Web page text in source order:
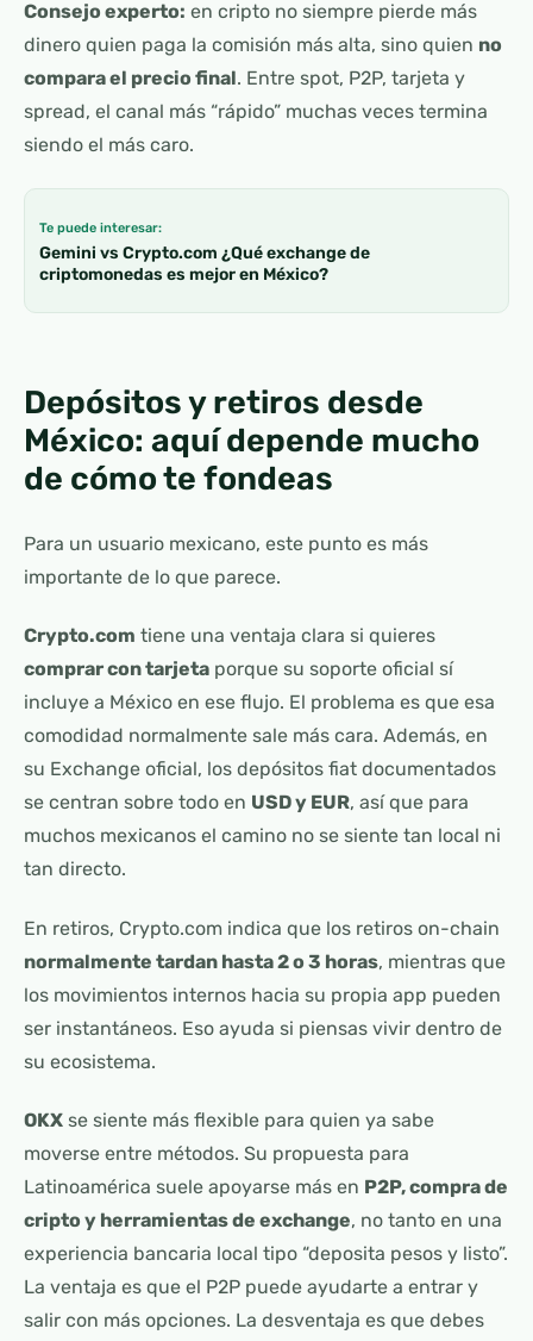
Consejo experto: en cripto no siempre pierde más
dinero quien paga la comisión más alta, sino quien no
compara el precio final. Entre spot, P2P, tarjeta y
spread, el canal más “rápido” muchas veces termina
siendo el más caro.
Te puede interesar:
Gemini vs Crypto.com ¿Qué exchange de
criptomonedas es mejor en México?
Depósitos y retiros desde
México: aquí depende mucho
de cómo te fondeas
Para un usuario mexicano, este punto es más
importante de lo que parece.
Crypto.com tiene una ventaja clara si quieres
comprar con tarjeta porque su soporte oficial sí
incluye a México en ese flujo. El problema es que esa
comodidad normalmente sale más cara. Además, en
su Exchange oficial, los depósitos fiat documentados
se centran sobre todo en USD y EUR, así que para
muchos mexicanos el camino no se siente tan local ni
tan directo.
En retiros, Crypto.com indica que los retiros on-chain
normalmente tardan hasta 2 o 3 horas, mientras que
los movimientos internos hacia su propia app pueden
ser instantáneos. Eso ayuda si piensas vivir dentro de
su ecosistema.
OKX se siente más flexible para quien ya sabe
moverse entre métodos. Su propuesta para
Latinoamérica suele apoyarse más en P2P, compra de
cripto y herramientas de exchange, no tanto en una
experiencia bancaria local tipo “deposita pesos y listo”.
La ventaja es que el P2P puede ayudarte a entrar y
salir con más opciones. La desventaja es que debes